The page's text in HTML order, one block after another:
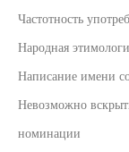
Частотность
Народная
Написание имени
Невозможно
номинации